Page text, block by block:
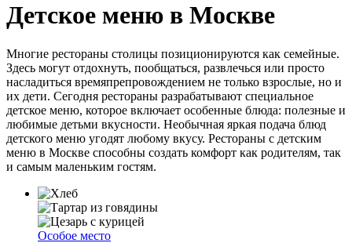
Детское меню в Москве
Многие рестораны столицы позиционируются как семейные.
Здесь могут отдохнуть, пообщаться, развлечься или просто
насладиться времяпрепровождением не только взрослые, но и
их дети. Сегодня рестораны разрабатывают специальное
детское меню, которое включает особенные блюда: полезные и
любимые детьми вкусности. Необычная яркая подача блюд
детского меню угодят любому вкусу. Рестораны с детским
меню в Москве способны создать комфорт как родителям, так
и самым маленьким гостям.
Особое место